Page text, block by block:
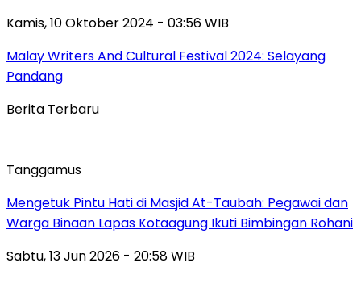
Kamis, 10 Oktober 2024 - 03:56 WIB
Malay Writers And Cultural Festival 2024: Selayang
Pandang
Berita Terbaru
Tanggamus
Mengetuk Pintu Hati di Masjid At-Taubah: Pegawai dan
Warga Binaan Lapas Kotaagung Ikuti Bimbingan Rohani
Sabtu, 13 Jun 2026 - 20:58 WIB